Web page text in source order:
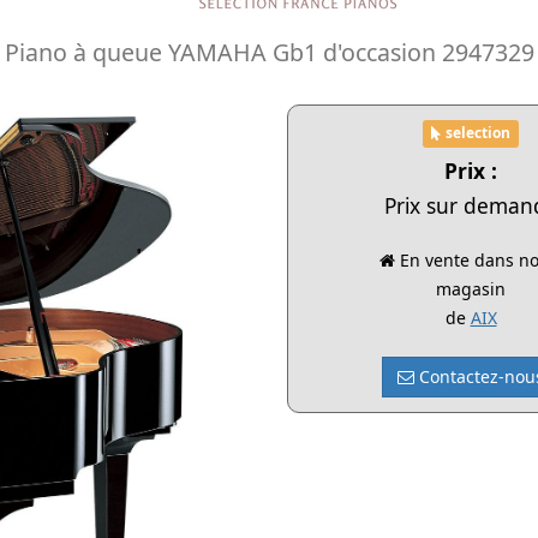
Piano à queue YAMAHA Gb1 d'occasion 2947329
selection
Prix :
Prix sur
En vente dans
magasin
de AIX
Contactez-